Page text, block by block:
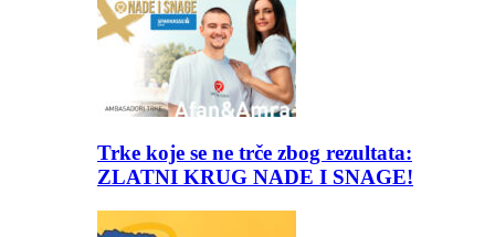
Trke koje se ne trče zbog rezultata:
ZLATNI KRUG NADE I SNAGE!